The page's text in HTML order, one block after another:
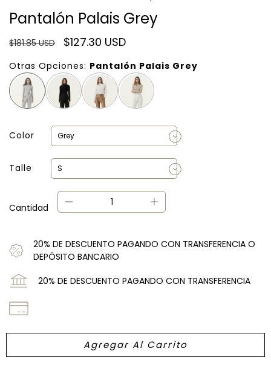
Pantalón Palais Grey
$181.85 USD $127.30 USD
Otras Opciones: Pantalón Palais Grey
Color
Talle
Cantidad
20% DE DESCUENTO PAGANDO CON TRANSFERENCIA O
DEPÓSITO BANCARIO
20% DE DESCUENTO PAGANDO CON TRANSFERENCIA